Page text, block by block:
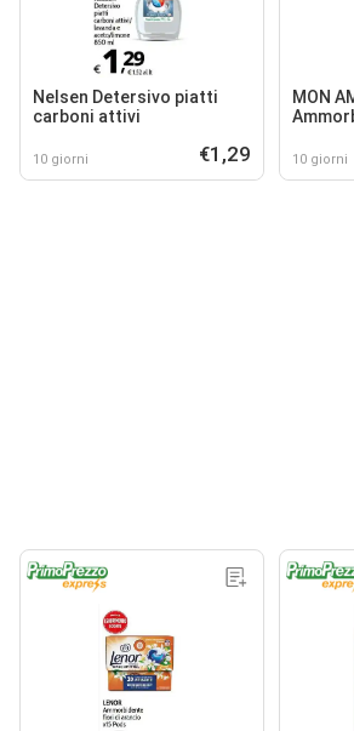
Nelsen Detersivo piatti
carboni attivi
10 giorni €1,29
MON
10 giorni